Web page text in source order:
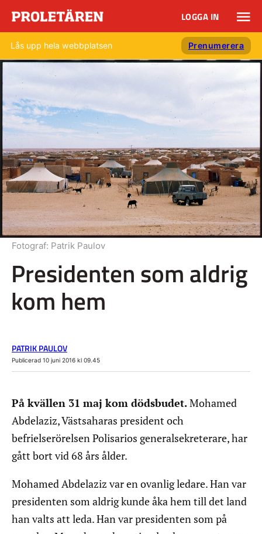
LOGGA IN
Lås upp hela webbplatsen Prenumerera
Presidenten som aldrig
kom hem
Fotograf: Patrik Paulov
PATRIK PAULOV
Publicerad 10 juni 2016 kl 09.45
På kvällen 31 maj kom dödsbudet.Mohamed
Abdelaziz, Västsaharas president och
befrielserörelsen Polisarios generalsekreterare, har
gått bort vid 68 års ålder.
Mohamed Abdelaziz var en ovanlig ledare. Han var
presidenten som aldrig kunde åka hem till det land
han valts att leda. Han var presidenten som på